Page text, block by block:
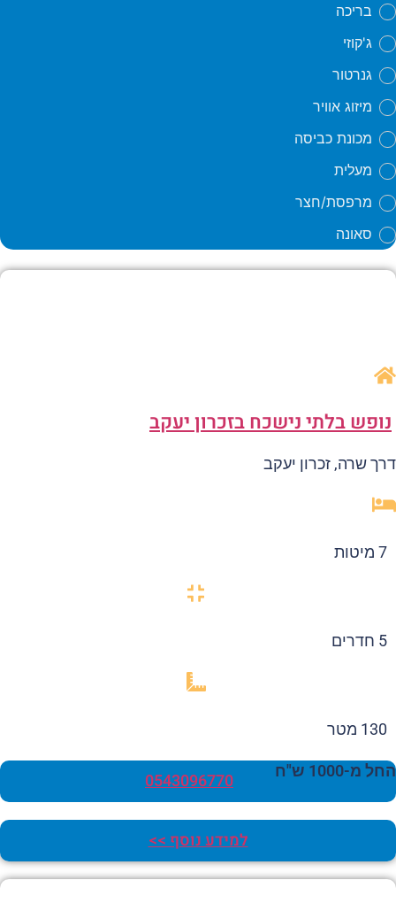
בריכה
ג'קוזי
גנרטור
מיזוג אוויר
מכונת כביסה
מעלית
מרפסת/חצר
סאונה
בלתי נישכח בזכרון יעקב
שרה, זכרון יעקב
130 מטר
מ-1000 ש"ח 0543096770
למידע נוסף >>